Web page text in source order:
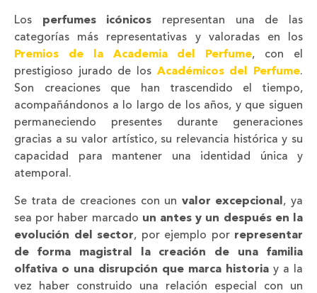
Los perfumes icónicos representan una de las
categorías más representativas y valoradas en los
Premios de la Academia del Perfume, con el
prestigioso jurado de los Académicos del Perfume.
Son creaciones que han trascendido el tiempo,
acompañándonos a lo largo de los años, y que siguen
permaneciendo presentes durante generaciones
gracias a su valor artístico, su relevancia histórica y su
capacidad para mantener una identidad única y
atemporal.
Se trata de creaciones con un valor excepcional , ya
sea por haber marcado un antes y un después en la
evolución del sector, por ejemplo por representar
de forma magistral la creación de una familia
olfativa o una disrupción que marca historia y a la
vez haber construido una relación especial con un